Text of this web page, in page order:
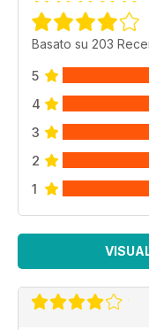
Basato su 203
5
4
3
2
1